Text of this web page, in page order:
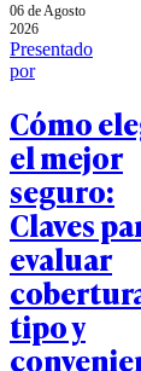
06 de Agosto
2026
Presentado
por
Cómo
el mejor
seguro:
Claves
evaluar
tipo y